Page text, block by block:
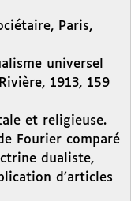
Paris,
universel
1913, 159
et religieuse.
Fourier comparé
dualiste,
d’articles